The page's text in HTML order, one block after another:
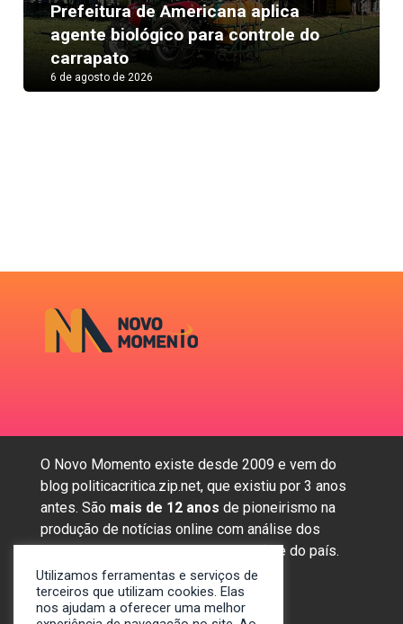
Prefeitura de Americana aplica
agente biológico para controle do
carrapato
6 de agosto de 2026
Next
O Novo Momento existe desde 2009 e vem do
blog politicacritica.zip.net, que existiu por 3 anos
antes. São mais de 12 anos de pioneirismo na
produção de notícias online com análise dos
assuntos mais importantes da região e do país.
Sobre nós
Utilizamos ferramentas e serviços de
terceiros que utilizam cookies. Elas
nos ajudam a oferecer uma melhor